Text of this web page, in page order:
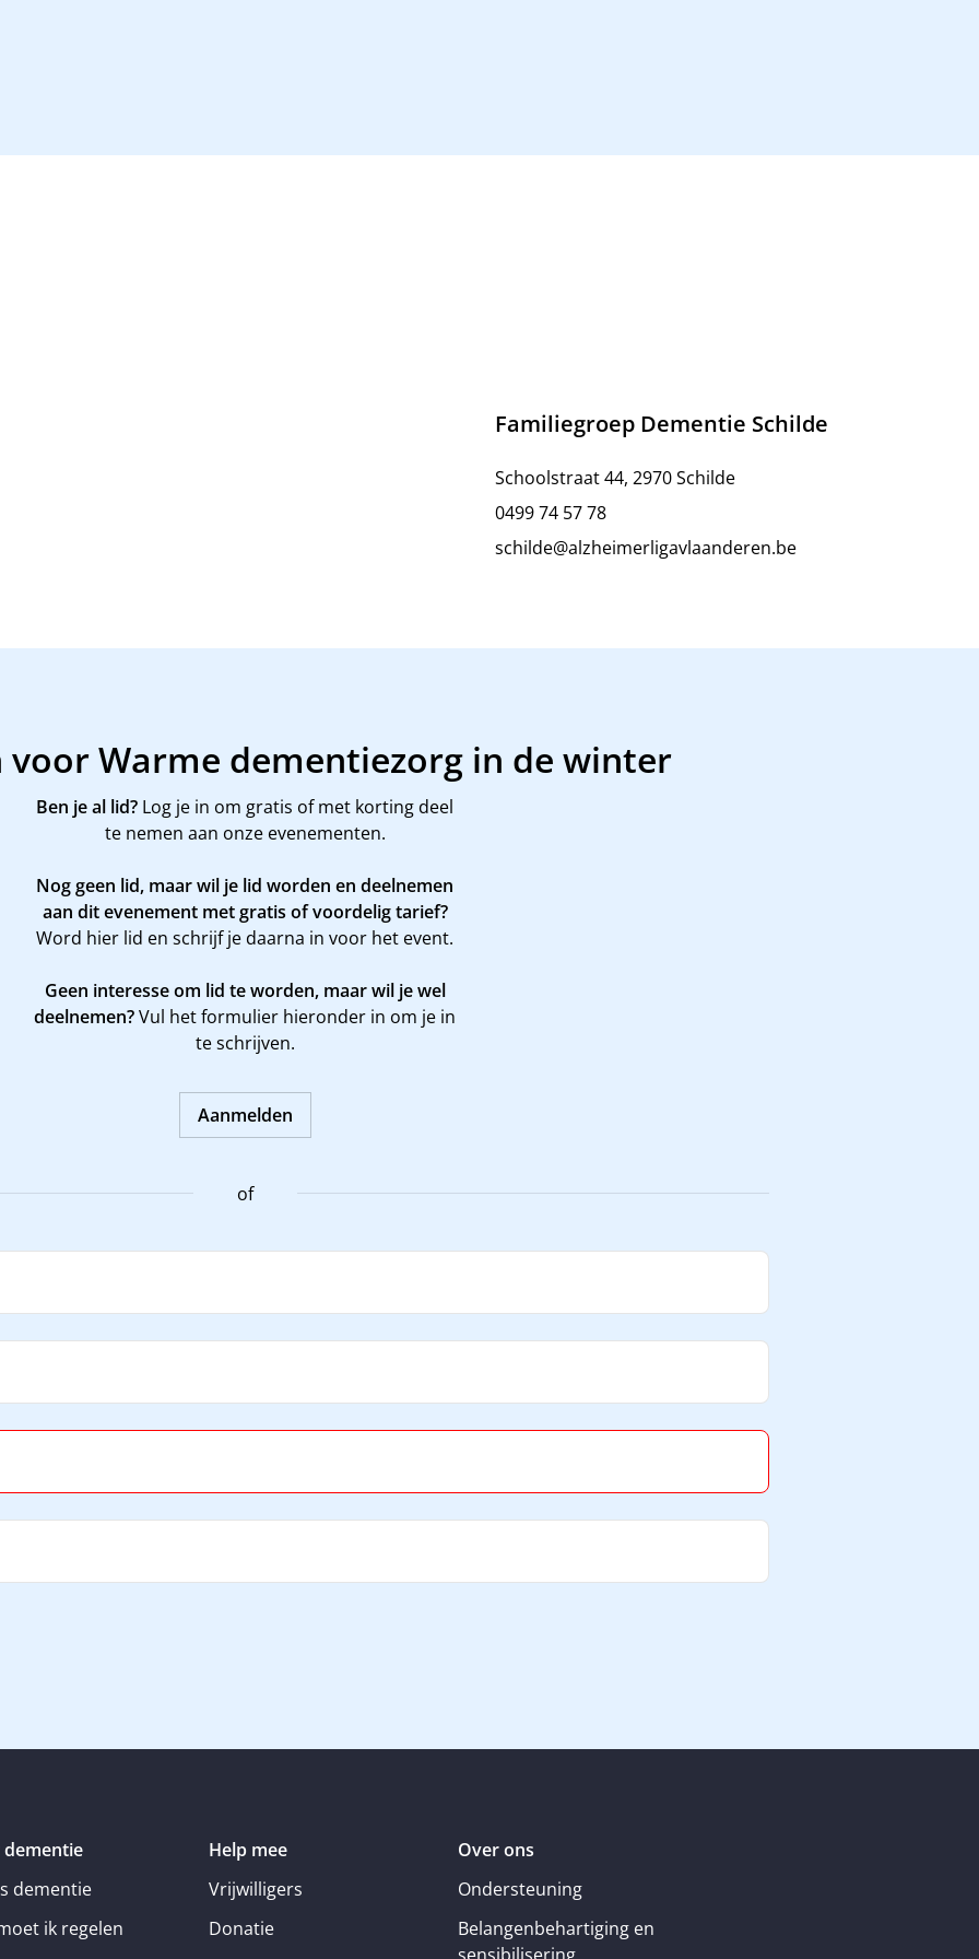
Familiegroep Dementie Schilde
Schoolstraat 44, 2970 Schilde
0499 74 57 78
schilde@alzheimerligavlaanderen.be
voor Warme dementiezorg in de winter
Ben je al lid? Log je in om gratis of met korting deel
te nemen aan onze evenementen.
Nog geen lid, maar wil je lid worden en deelnemen
aan dit evenement met gratis of voordelig tarief?
Word hier lid en schrijf je daarna in voor het event.
Geen interesse om lid te worden, maar wil je wel
deelnemen?Vul het formulier hieronder in om je in
te schrijven.
Aanmelden
of
dementie
dementie
ik regelen
Help mee
Vrijwilligers
Donatie
Over ons
Ondersteuning
Belangenbehartiging en
sensibilisering